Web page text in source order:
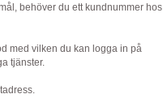
behöver du ett kundnummer hos
med vilken du kan logga in på
tjänster.